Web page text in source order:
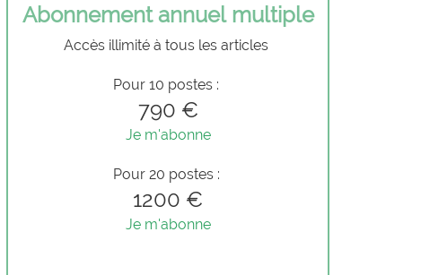
Abonnement annuel multiple
Accès illimité à tous les articles
Pour 10 postes :
790 €
Je m'abonne
Pour 20 postes :
1200 €
Je m'abonne